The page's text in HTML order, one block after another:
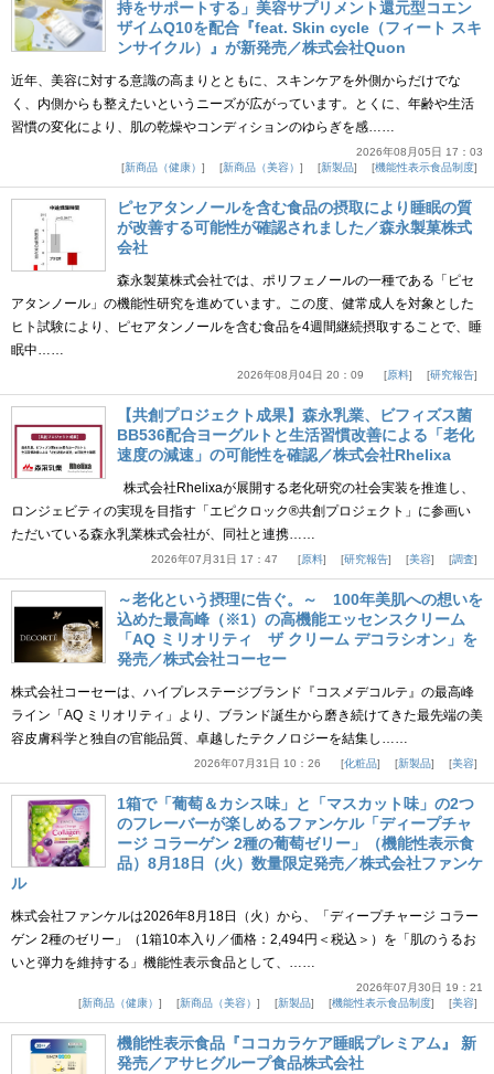
持をサポートする」美容サプリメント還元型コエン
ザイムQ10を配合『feat. Skin cycle（フィート スキ
ンサイクル）』が新発売／株式会社Quon
近年、美容に対する意識の高まりとともに、スキンケアを外側からだけでな
く、内側からも整えたいというニーズが広がっています。とくに、年齢や生活
習慣の変化により、肌の乾燥やコンディションのゆらぎを感……
2026年08月05日 17：03
新商品（健康）
新商品（美容） 新製品 機能性表示食品制度
ピセアタンノールを含む食品の摂取により睡眠の質
が改善する可能性が確認されました／森永製菓株式
会社
森永製菓株式会社では、ポリフェノールの一種である「ピセ
アタンノール」の機能性研究を進めています。この度、健常成人を対象とした
ヒト試験により、ピセアタンノールを含む食品を4週間継続摂取することで、睡
眠中……
2026年08月04日 20：09 原料 研究報告
【共創プロジェクト成果】森永乳業、ビフィズス菌
BB536配合ヨーグルトと生活習慣改善による「老化
速度の減速」の可能性を確認／株式会社Rhelixa
株式会社Rhelixaが展開する老化研究の社会実装を推進し、
ロンジェビティの実現を目指す「エピクロック®共創プロジェクト」に参画い
ただいている森永乳業株式会社が、同社と連携……
2026年07月31日 17：47 原料 研究報告 美容 調査
～老化という摂理に告ぐ。～ 100年美肌への想いを
込めた最高峰（※1）の高機能エッセンスクリーム
「AQ ミリオリティ ザ クリーム デコラシオン」を
発売／株式会社コーセー
株式会社コーセーは、ハイプレステージブランド『コスメデコルテ』の最高峰
ライン「AQ ミリオリティ」より、ブランド誕生から磨き続けてきた最先端の美
容皮膚科学と独自の官能品質、卓越したテクノロジーを結集し……
2026年07月31日 10：26 化粧品 新製品 美容
1箱で「葡萄＆カシス味」と「マスカット味」の2つ
のフレーバーが楽しめるファンケル「ディープチャ
ージ コラーゲン 2種の葡萄ゼリー」（機能性表示食
品）8月18日（火）数量限定発売／株式会社ファンケ
ル
株式会社ファンケルは2026年8月18日（火）から、「ディープチャージ コラー
ゲン 2種のゼリー」（1箱10本入り／価格：2,494円＜税込＞）を「肌のうるお
いと弾力を維持する」機能性表示食品として、……
2026年07月30日 19：21
新商品（健康）
新商品（美容） 新製品 機能性表示食品制度 美容
機能性表示食品『ココカラケア睡眠プレミアム』 新
発売／アサヒグループ食品株式会社